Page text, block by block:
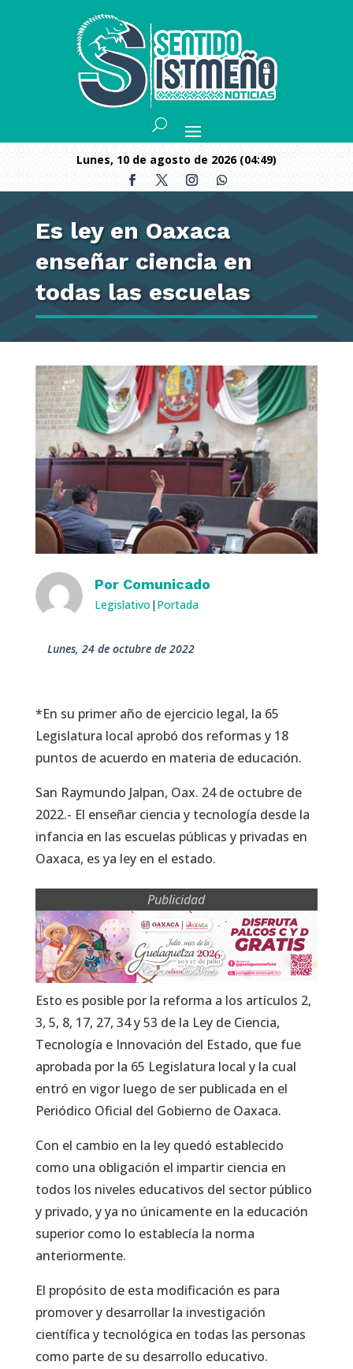
lunes, 10 de agosto de 2026 (04:49)
Es ley en Oaxaca
enseñar ciencia en
todas las escuelas
Por Comunicado
Legislativo | Portada
lunes, 24 de octubre de 2022
*En su primer año de ejercicio legal, la 65
Legislatura local aprobó dos reformas y 18
puntos de acuerdo en materia de educación.
San Raymundo Jalpan, Oax. 24 de octubre de
2022.- El enseñar ciencia y tecnología desde la
infancia en las escuelas públicas y privadas en
Oaxaca, es ya ley en el estado.
Publicidad
Esto es posible por la reforma a los artículos 2,
3, 5, 8, 17, 27, 34 y 53 de la Ley de Ciencia,
Tecnología e Innovación del Estado, que fue
aprobada por la 65 Legislatura local y la cual
entró en vigor luego de ser publicada en el
Periódico Oficial del Gobierno de Oaxaca.
Con el cambio en la ley quedó establecido
como una obligación el impartir ciencia en
todos los niveles educativos del sector público
y privado, y ya no únicamente en la educación
superior como lo establecía la norma
anteriormente.
El propósito de esta modificación es para
promover y desarrollar la investigación
científica y tecnológica en todas las personas
como parte de su desarrollo educativo.